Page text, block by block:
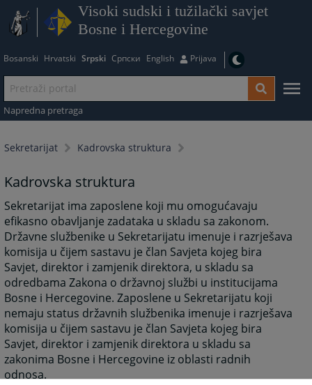
Visoki sudski i tužilački savjet
Bosne i Hercegovine
Bosanski Hrvatski Srpski Српски English Prijava
Napredna pretraga
Sekretarijat Kadrovska struktura
Kadrovska struktura
Sekretarijat ima zaposlene koji mu omogućavaju
efikasno obavljanje zadataka u skladu sa zakonom.
Državne službenike u Sekretarijatu imenuje i razrješava
komisija u čijem sastavu je član Savjeta kojeg bira
Savjet, direktor i zamjenik direktora, u skladu sa
odredbama Zakona o državnoj službi u institucijama
Bosne i Hercegovine. Zaposlene u Sekretarijatu koji
nemaju status državnih službenika imenuje i razrješava
komisija u čijem sastavu je član Savjeta kojeg bira
Savjet, direktor i zamjenik direktora u skladu sa
zakonima Bosne i Hercegovine iz oblasti radnih
odnosa.